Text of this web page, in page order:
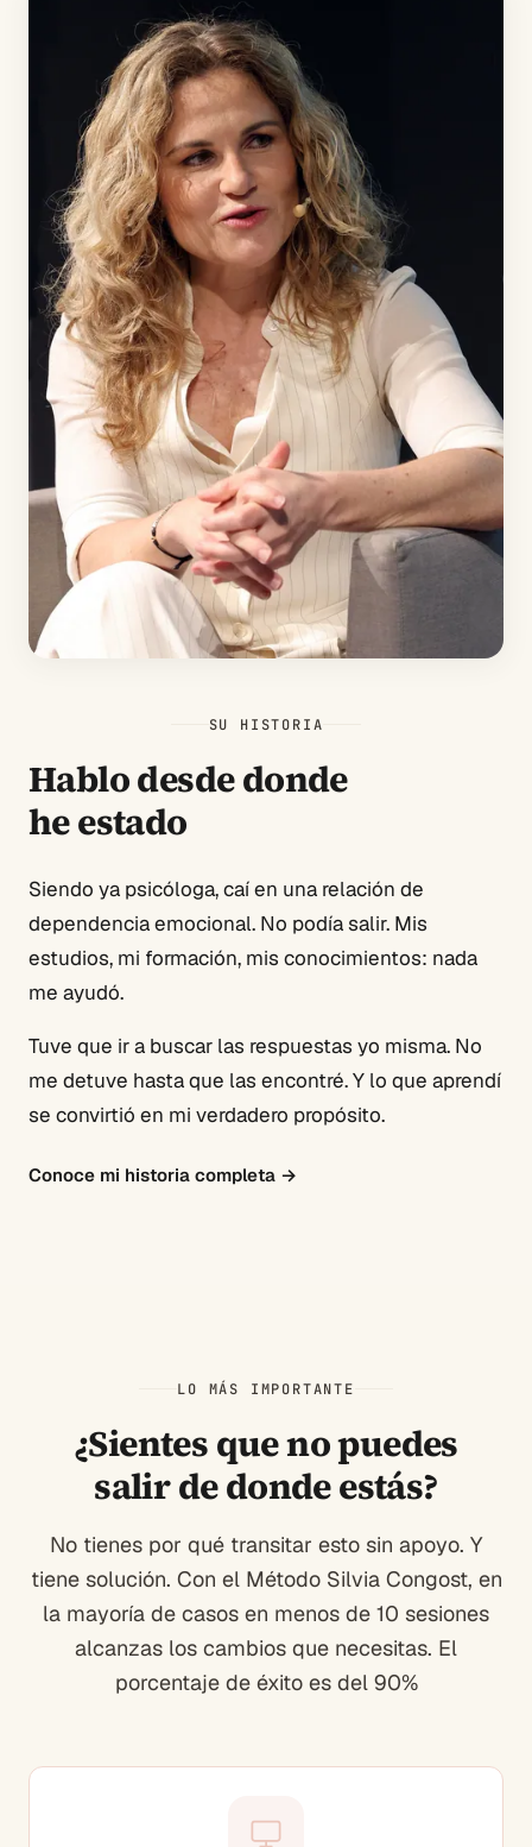
SU HISTORIA
Hablo desde donde
he estado
Siendo ya psicóloga, caí en una relación de
dependencia emocional. No podía salir. Mis
estudios, mi formación, mis conocimientos: nada
me ayudó.
Tuve que ir a buscar las respuestas yo misma. No
me detuve hasta que las encontré. Y lo que aprendí
se convirtió en mi verdadero propósito.
Conoce mi historia completa →
LO MÁS IMPORTANTE
¿Sientes que no puedes
salir de donde estás?
No tienes por qué transitar esto sin apoyo. Y
tiene solución. Con el Método Silvia Congost, en
la mayoría de casos en menos de 10 sesiones
alcanzas los cambios que necesitas. El
porcentaje de éxito es del 90%